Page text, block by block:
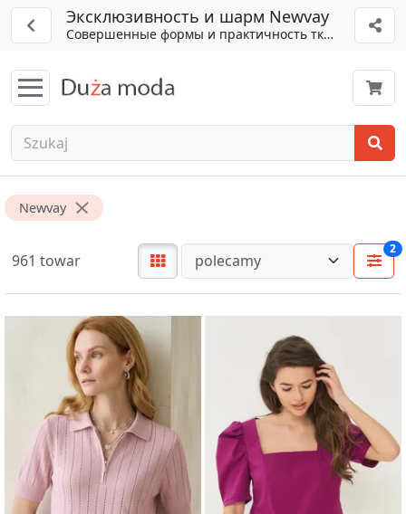
Эксклюзивность и шарм Newvay
Совершенные формы и практичность тканей
Newvay
961 towar
2